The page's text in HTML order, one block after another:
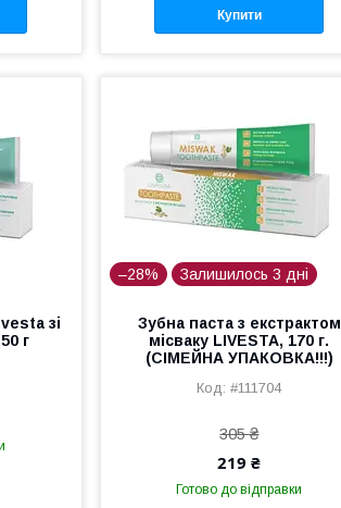
Купити
зі
г
–28% Залишилось 3 дні
Зубна паста з екстрактом
місваку LIVESTA, 170 г.
(СІМЕЙНА УПАКОВКА!!!)
#111704
305 ₴
219 ₴
Готово до відправки